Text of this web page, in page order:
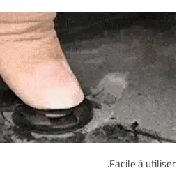
Facile à utiliser.